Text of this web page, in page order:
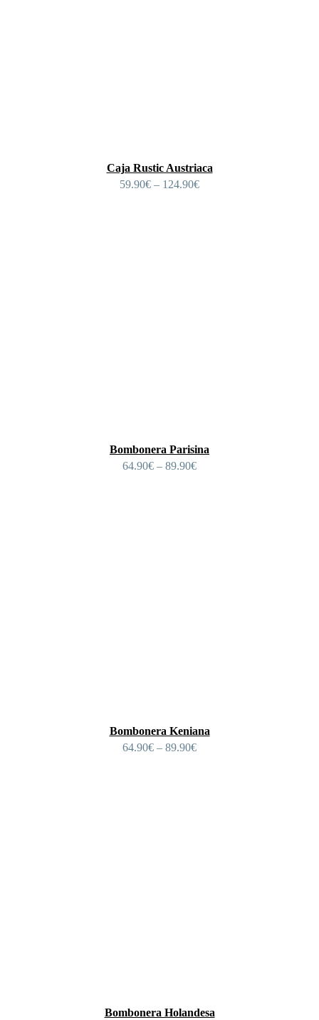
Caja Rustic Austriaca
59.90€ – 124.90€
Bombonera Parisina
64.90€ – 89.90€
Bombonera Keniana
64.90€ – 89.90€
Bombonera Holandesa